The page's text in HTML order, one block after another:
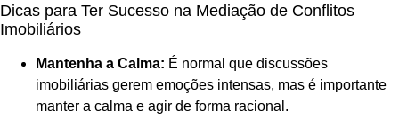
Dicas para Ter Sucesso na Mediação de Conflitos
Imobiliários
Mantenha a Calma: É normal que discussões
imobiliárias gerem emoções intensas, mas é importante
manter a calma e agir de forma racional.